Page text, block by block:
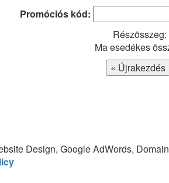
Promóciós kód:
Részösszeg:
Ma esedékes
Design, Google AdWords,